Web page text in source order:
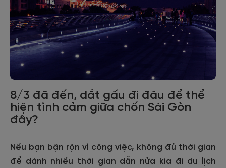
8/3 đã đến, dắt gấu đi đâu để thể
hiện tình cảm giữa chốn Sài Gòn
đây?
Nếu bạn bận rộn vì công việc, không đủ thời gian
để dành nhiều thời gian dẫn nửa kia đi du lịch